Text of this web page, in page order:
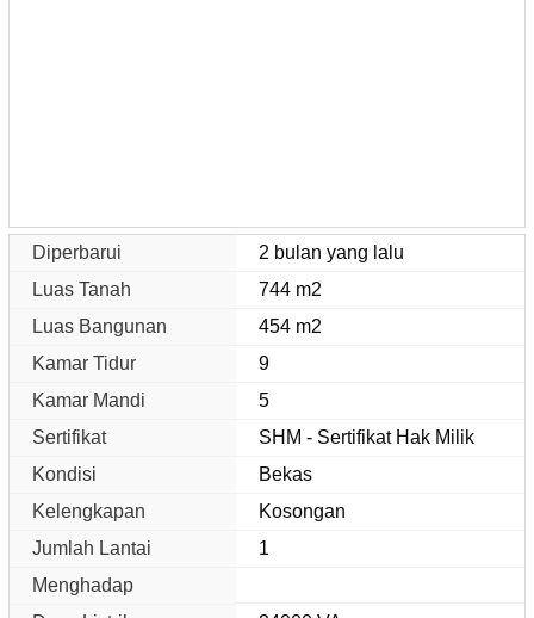
Diperbarui
2 bulan yang lalu
Luas Tanah
744 m2
Luas Bangunan
454 m2
Kamar Tidur
9
Kamar Mandi
5
Sertifikat
SHM - Sertifikat Hak Milik
Kondisi
Bekas
Kelengkapan
Kosongan
Jumlah Lantai
1
Menghadap